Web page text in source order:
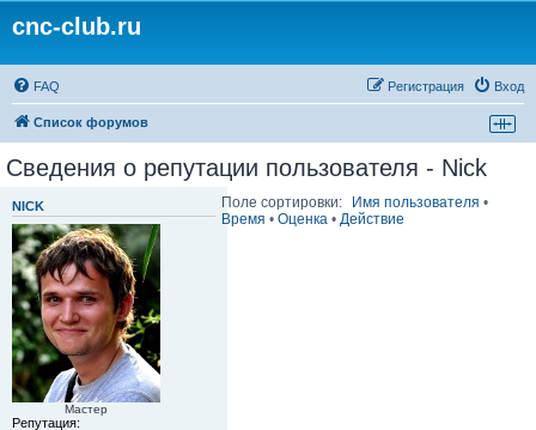
cnc-club.ru
FAQ Вход
Регистрация
Список форумов
Сведения о репутации пользователя - Nick
NICK
Мастер
Репутация:
Поле сортировки: Имя пользователя •
Время • Оценка• Действие